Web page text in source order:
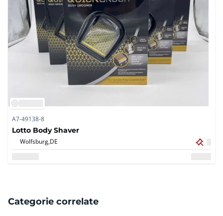
A7-49138-8
Lotto Body Shaver
Wolfsburg,DE
Categorie correlate